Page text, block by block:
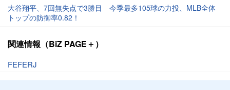
大谷翔平、7回無失点で3勝目 今季最多105球の力投、MLB全体
トップの防御率0.82！
関連情報（BiZ PAGE＋）
FEFERJ